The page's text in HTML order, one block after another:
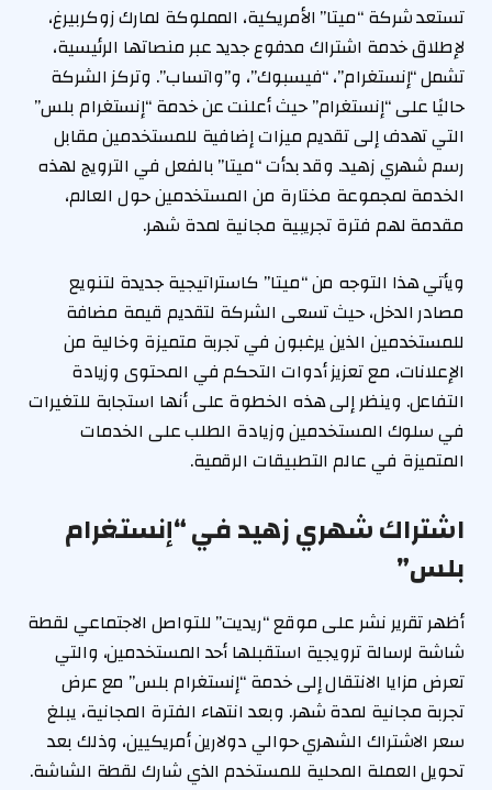
تستعد شركة “ميتا” الأمريكية، المملوكة لمارك زوكربيرغ،
لإطلاق خدمة اشتراك مدفوع جديد عبر منصاتها الرئيسية،
تشمل “إنستغرام”، “فيسبوك”، و”واتساب”. وتركز الشركة
حاليًا على “إنستغرام” حيث أعلنت عن خدمة “إنستغرام بلس”
التي تهدف إلى تقديم ميزات إضافية للمستخدمين مقابل
رسم شهري زهيد. وقد بدأت “ميتا” بالفعل في الترويج لهذه
الخدمة لمجموعة مختارة من المستخدمين حول العالم،
مقدمة لهم فترة تجريبية مجانية لمدة شهر.
ويأتي هذا التوجه من “ميتا” كاستراتيجية جديدة لتنويع
مصادر الدخل، حيث تسعى الشركة لتقديم قيمة مضافة
للمستخدمين الذين يرغبون في تجربة متميزة وخالية من
الإعلانات، مع تعزيز أدوات التحكم في المحتوى وزيادة
التفاعل. وينظر إلى هذه الخطوة على أنها استجابة للتغيرات
في سلوك المستخدمين وزيادة الطلب على الخدمات
المتميزة في عالم التطبيقات الرقمية.
اشتراك شهري زهيد في “إنستغرام
بلس”
أظهر تقرير نشر على موقع “ريديت” للتواصل الاجتماعي لقطة
شاشة لرسالة ترويجية استقبلها أحد المستخدمين، والتي
تعرض مزايا الانتقال إلى خدمة “إنستغرام بلس” مع عرض
تجربة مجانية لمدة شهر. وبعد انتهاء الفترة المجانية، يبلغ
سعر الاشتراك الشهري حوالي دولارين أمريكيين، وذلك بعد
تحويل العملة المحلية للمستخدم الذي شارك لقطة الشاشة.